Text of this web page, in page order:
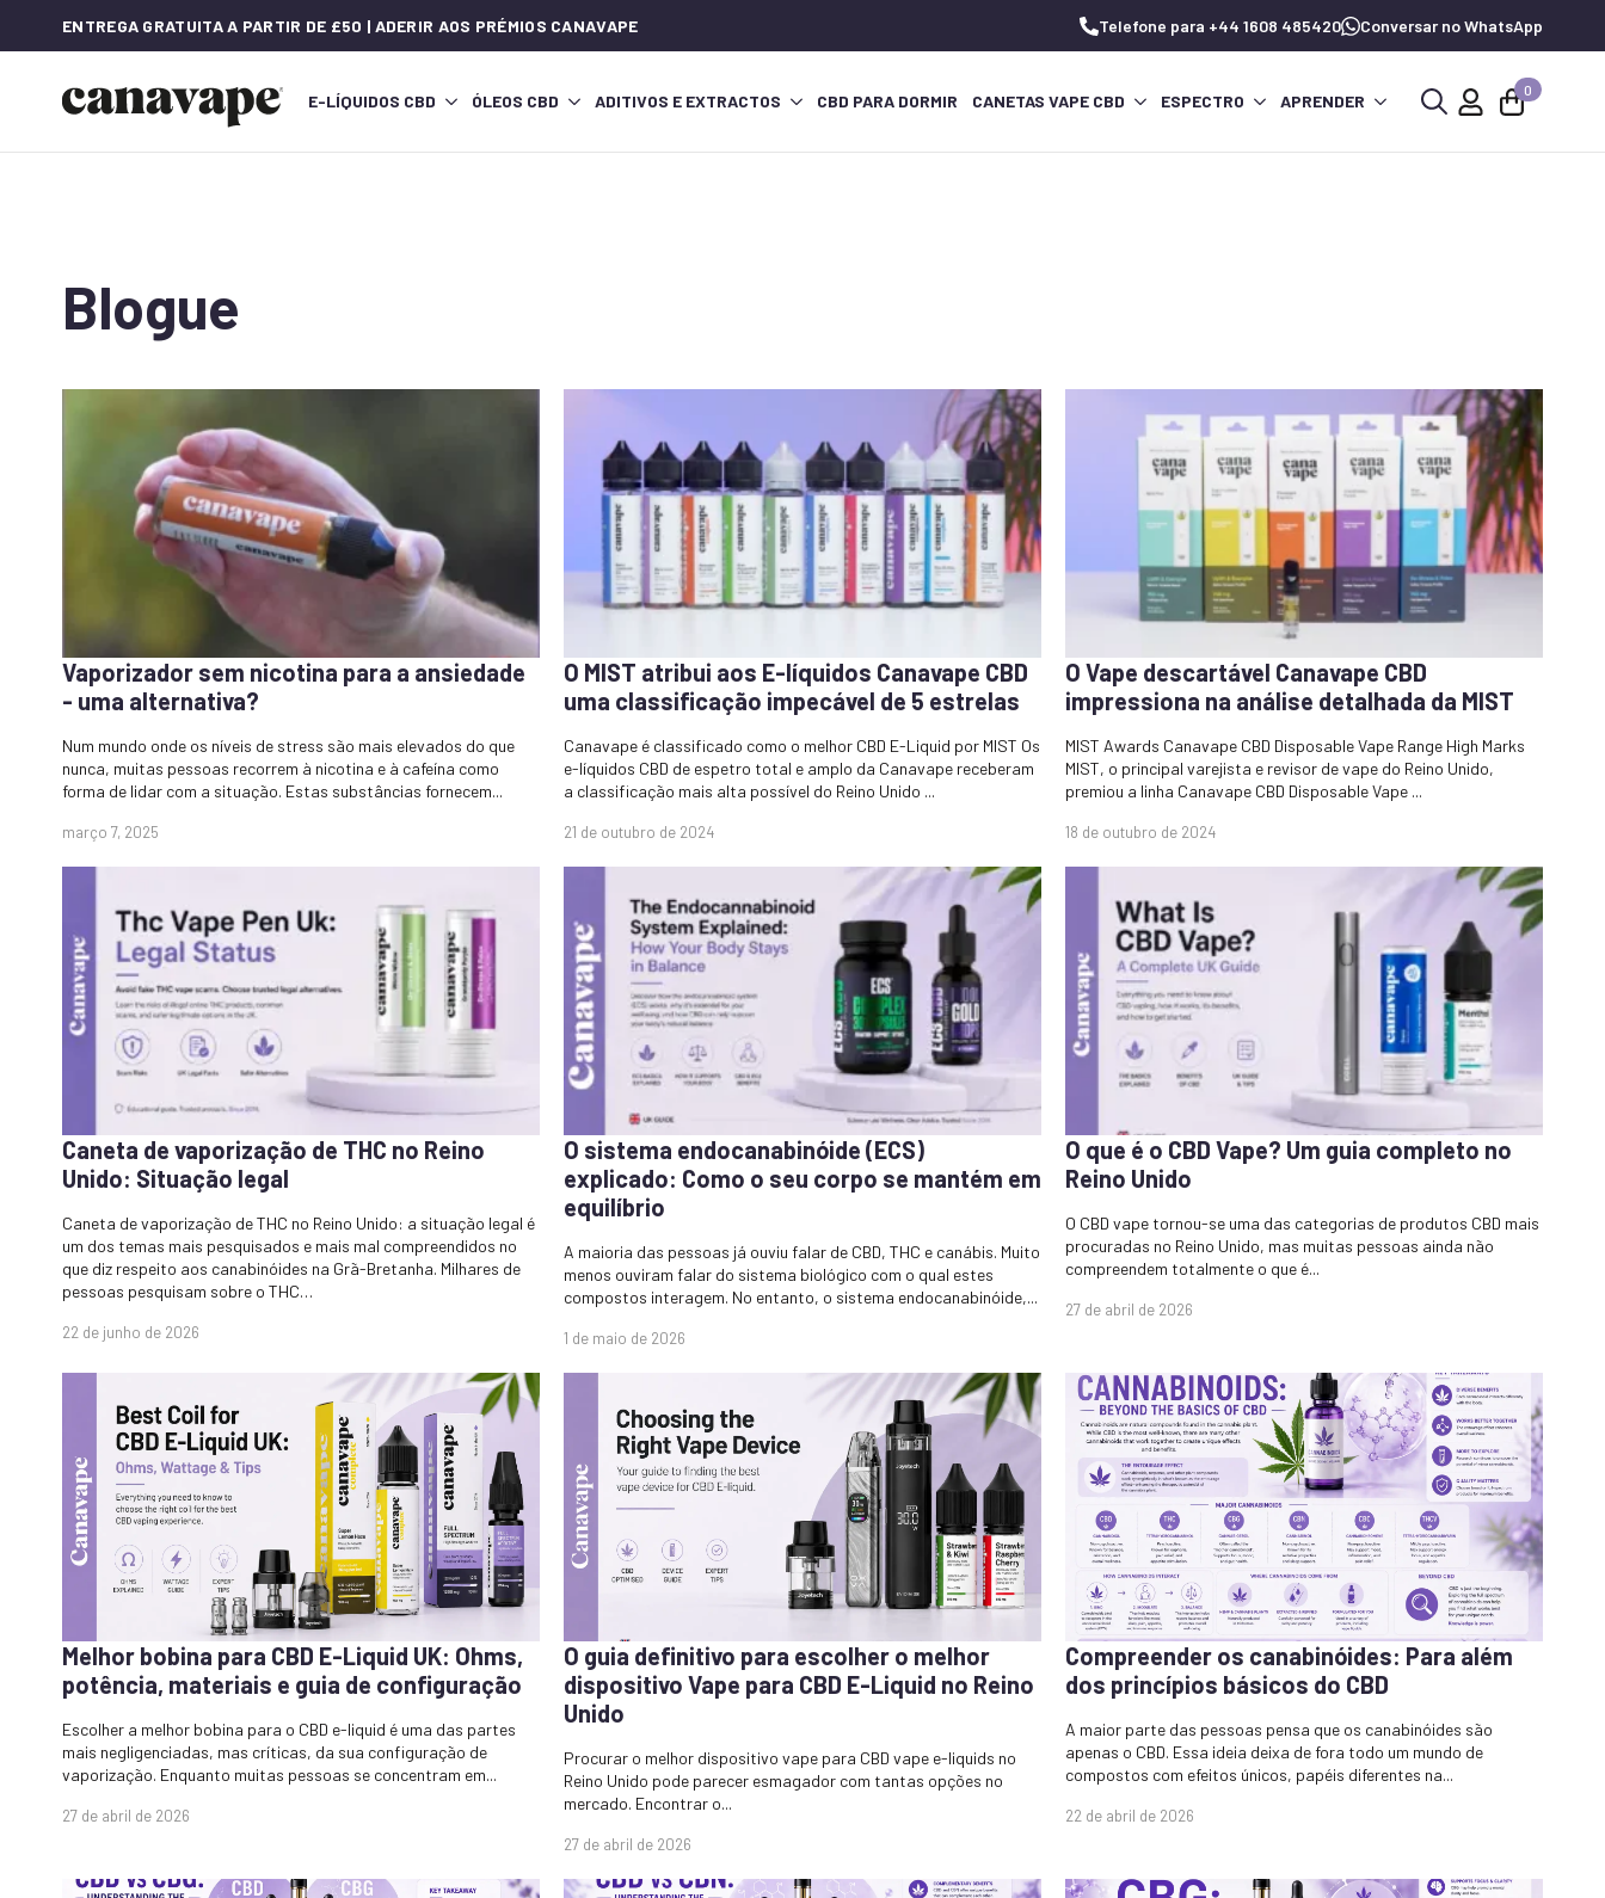
ENTREGA GRATUITA A PARTIR DE £50 | ADERIR AOS PRÉMIOS CANAVAPE Telefone para +44 1608 485420 Conversar no WhatsApp
E-LÍQUIDOS CBD ÓLEOS CBD ADITIVOS E EXTRACTOS CBD PARA DORMIR CANETAS VAPE CBD ESPECTRO APRENDER
0
Blogue
Vaporizador sem nicotina para a ansiedade
- uma alternativa?
março 7, 2025
Num mundo onde os níveis de stress são mais elevados do que
nunca, muitas pessoas recorrem à nicotina e à cafeína como
forma de lidar com a situação. Estas substâncias fornecem...
O MIST atribui aos E-líquidos Canavape CBD
uma classificação impecável de 5 estrelas
21 de outubro de 2024
Canavape é classificado como o melhor CBD E-Liquid por MIST Os
e-líquidos CBD de espetro total e amplo da Canavape receberam
a classificação mais alta possível do Reino Unido ...
O Vape descartável Canavape CBD
impressiona na análise detalhada da MIST
18 de outubro de 2024
MIST Awards Canavape CBD Disposable Vape Range High Marks
MIST, o principal varejista e revisor de vape do Reino Unido,
premiou a linha Canavape CBD Disposable Vape ...
Caneta de vaporização de THC no Reino
Unido: Situação legal
22 de junho de 2026
Caneta de vaporização de THC no Reino Unido: a situação legal é
um dos temas mais pesquisados e mais mal compreendidos no
que diz respeito aos canabinóides na Grã-Bretanha. Milhares de
pessoas pesquisam sobre o THC…
O sistema endocanabinóide (ECS)
explicado: Como o seu corpo se mantém em
equilíbrio
1 de maio de 2026
A maioria das pessoas já ouviu falar de CBD, THC e canábis. Muito
menos ouviram falar do sistema biológico com o qual estes
compostos interagem. No entanto, o sistema endocanabinóide,...
O que é o CBD Vape? Um guia completo no
Reino Unido
27 de abril de 2026
O CBD vape tornou-se uma das categorias de produtos CBD mais
procuradas no Reino Unido, mas muitas pessoas ainda não
compreendem totalmente o que é...
Melhor bobina para CBD E-Liquid UK: Ohms,
potência, materiais e guia de configuração
27 de abril de 2026
Escolher a melhor bobina para o CBD e-liquid é uma das partes
mais negligenciadas, mas críticas, da sua configuração de
vaporização. Enquanto muitas pessoas se concentram em...
O guia definitivo para escolher o melhor
dispositivo Vape para CBD E-Liquid no Reino
Unido
27 de abril de 2026
Procurar o melhor dispositivo vape para CBD vape e-liquids no
Reino Unido pode parecer esmagador com tantas opções no
mercado. Encontrar o...
Compreender os canabinóides: Para além
dos princípios básicos do CBD
22 de abril de 2026
A maior parte das pessoas pensa que os canabinóides são
apenas o CBD. Essa ideia deixa de fora todo um mundo de
compostos com efeitos únicos, papéis diferentes na...